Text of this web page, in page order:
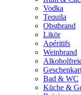
Vodka
Tequila
Obstbrand
Likör
Apéritifs
Weinbrand
Bad & WC
Küche &